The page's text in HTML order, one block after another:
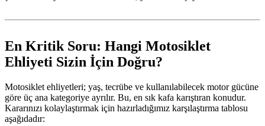
En Kritik Soru: Hangi Motosiklet
Ehliyeti Sizin İçin Doğru?
Motosiklet ehliyetleri; yaş, tecrübe ve kullanılabilecek motor gücüne
göre üç ana kategoriye ayrılır. Bu, en sık kafa karıştıran konudur.
Kararınızı kolaylaştırmak için hazırladığımız karşılaştırma tablosu
aşağıdadır: